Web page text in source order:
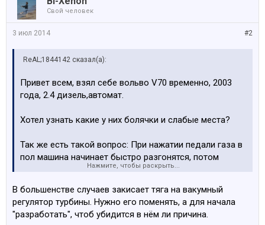
Свой человек
#2
3 июл 2014
ReAL;1844142 сказал(а):
Привет всем, взял себе вольво V70 временно, 2003
года, 2.4 дизель,автомат.
Хотел узнать какие у них болячки и слабые места?
Так же есть такой вопрос: При нажатии педали газа в
пол машина начинает быстро разгонятся, потом
включается турбина и потом в какой-то момент она
режим. Т.е больше 2 тыс не поднимается, глушишь и
потом все снова ОК. Это значит турбине скоро
кирдык будет?
Нажмите, чтобы раскрыть...
В большенстве случаев закисает тяга на вакумный
регулятор турбины. Нужно его поменять, а для начала
"разработать", чтоб убидится в нём ли причина.